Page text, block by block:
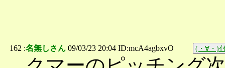
162 :名無しさん 09/03/23 20:04 ID:mcA4agbxvO (・∀・)ｲ